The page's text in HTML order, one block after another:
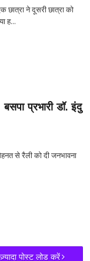
छात्रा ने दूसरी छात्रा को
ह...
बसपा प्रभारी डॉ. इंदु
से रैली को दी जनभावना
ज़्यादा पोस्ट लोड करें